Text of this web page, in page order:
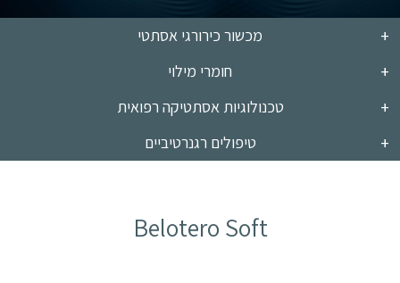
מכשור כירורגי אסתטי
חומרי מילוי
טכנולוגיות אסתטיקה רפואית
טיפולים רגנרטיביים
Belotero Soft